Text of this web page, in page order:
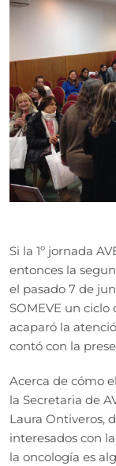
Si la 1º jornada
entonces la
el pasado 7 de
SOMEVE un
acaparó la
contó con la
Acerca de cómo
la Secretaria de
Laura Ontiveros,
interesados con
la oncología es